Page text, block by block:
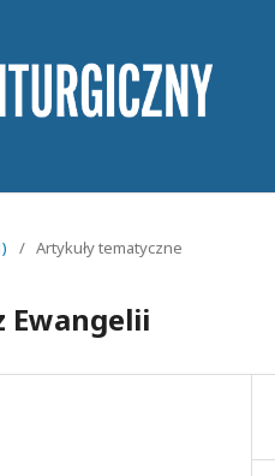
/ Artykuły tematyczne
Ewangelii